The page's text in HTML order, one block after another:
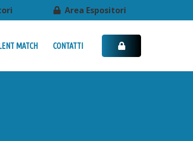
Area Espositori
MATCH CONTATTI